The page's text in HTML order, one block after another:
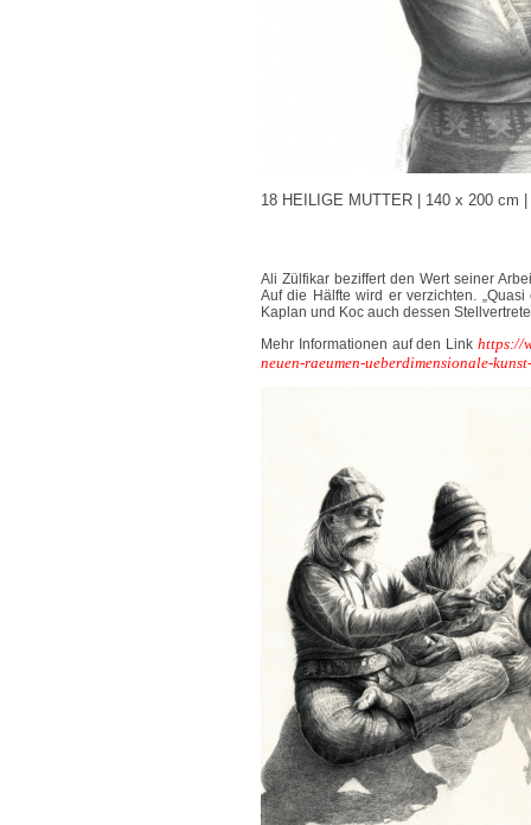
18 HEILIGE MUTTER | 140 x 200 cm
Ali Zülfikar beziffert den Wert seiner
Auf die Hälfte wird er verzichten.
Kaplan und Koc auch dessen
Mehr Informationen auf den Link https://
neuen-raeumen-ueberdimensionale-